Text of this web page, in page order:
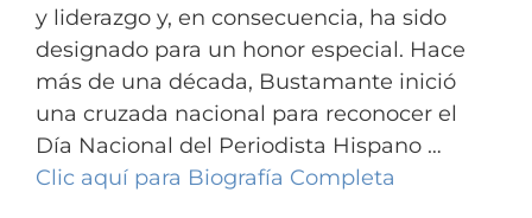
y liderazgo y, en consecuencia, ha sido
designado para un honor especial. Hace
más de una década, Bustamante inició
una cruzada nacional para reconocer el
Día Nacional del Periodista Hispano …
Clic aquí para Biografía Completa